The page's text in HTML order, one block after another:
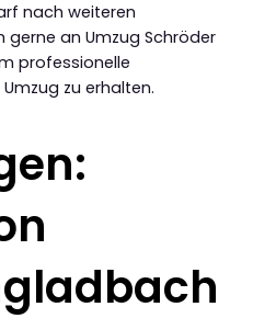
nach weiteren
an Umzug Schröder
professionelle
zu erhalten.